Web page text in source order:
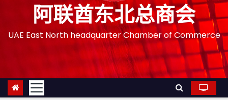
阿联酋东北总商会
UAE East North headquarter Chamber of Commerce